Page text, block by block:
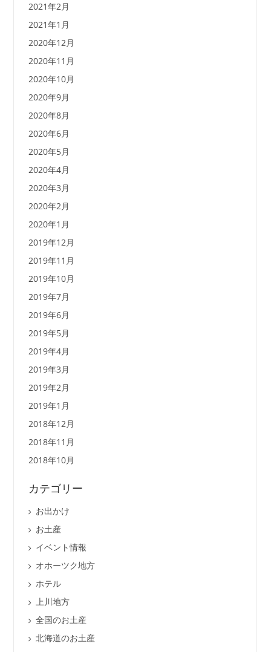
2021年2月
2021年1月
2020年12月
2020年11月
2020年10月
2020年9月
2020年8月
2020年6月
2020年5月
2020年4月
2020年3月
2020年2月
2020年1月
2019年12月
2019年11月
2019年10月
2019年7月
2019年6月
2019年5月
2019年4月
2019年3月
2019年2月
2019年1月
2018年12月
2018年11月
2018年10月
カテゴリー
お出かけ
お土産
イベント情報
オホーツク地方
ホテル
上川地方
全国のお土産
北海道のお土産